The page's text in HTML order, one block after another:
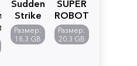
Sudden
Strike
5
Размер:
18.3 GB
SUPER
ROBOT
WARS
Y
Размер:
20.3 GB